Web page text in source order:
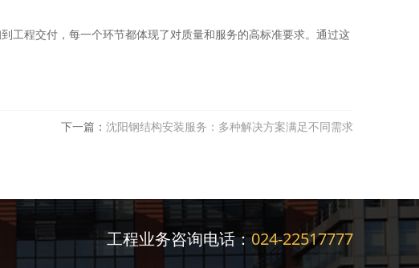
工程交付，每一个环节都体现了对质量和服务的高标准要求。通过这
下一篇： 沈阳钢结构安装服务：多种解决方案满足不同需求
工程业务咨询电话：024-22517777